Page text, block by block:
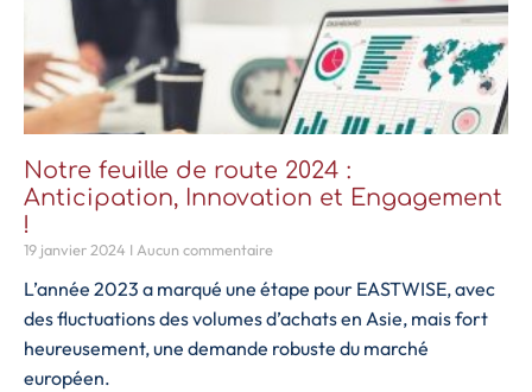
Notre feuille de route 2024 :
Anticipation, Innovation et Engagement
!
19 janvier 2024 Aucun commentaire
L’année 2023 a marqué une étape pour EASTWISE, avec
des fluctuations des volumes d’achats en Asie, mais fort
heureusement, une demande robuste du marché
européen.